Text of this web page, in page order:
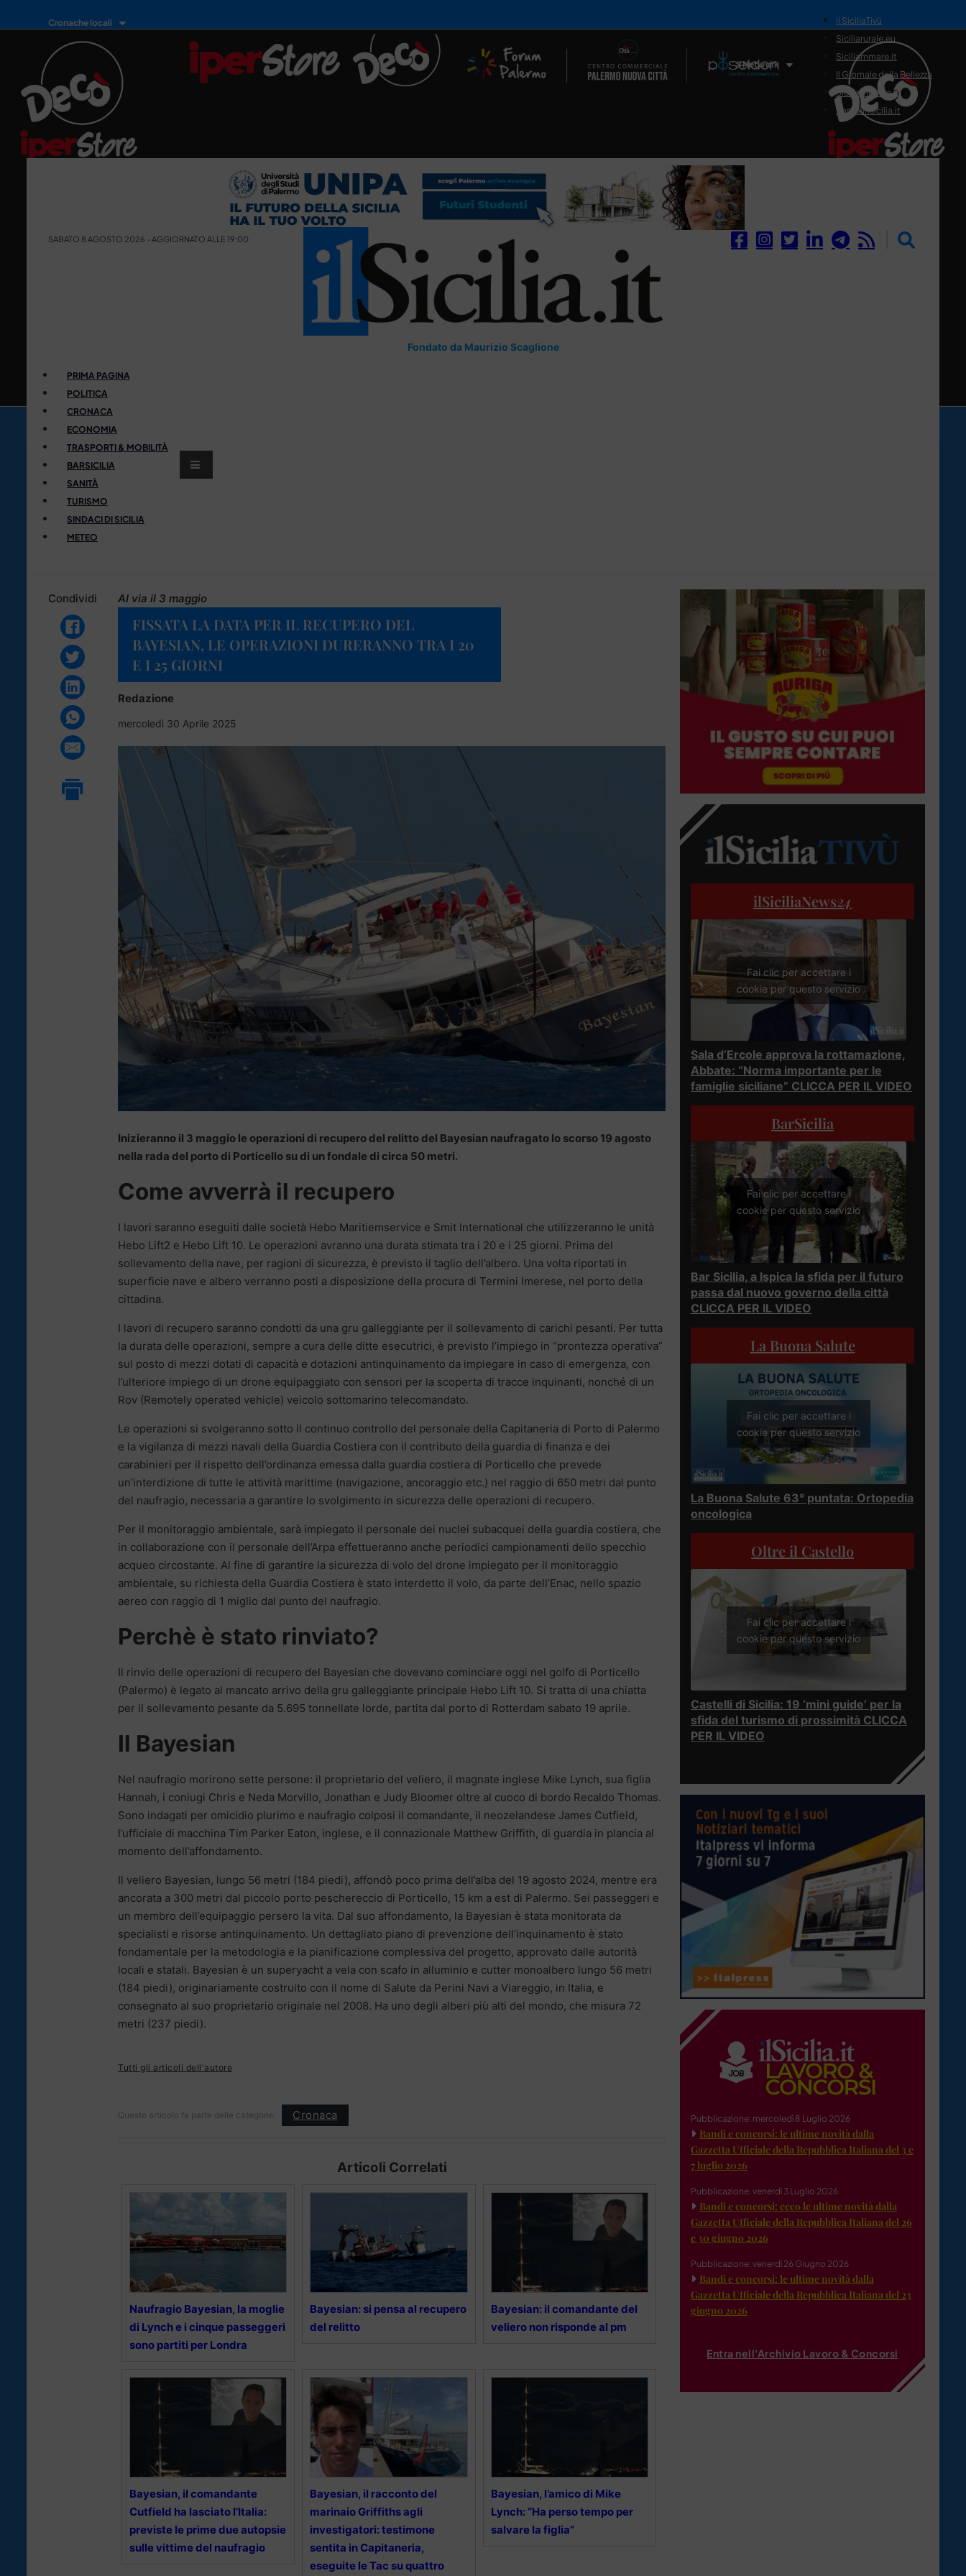
Cronache locali
Il Network
il SiciliaTivù
Siciliarurale.eu
Siciliammare.it
Il Giornale della Bellezza
Siciliamedica.it
Sanitainsicilia.it
SABATO 8 AGOSTO 2026 - AGGIORNATO ALLE 19:00
Fondato da Maurizio Scaglione
PRIMA PAGINA
POLITICA
CRONACA
ECONOMIA
TRASPORTI & MOBILITÀ
BARSICILIA
SANITÀ
TURISMO
SINDACI DI SICILIA
METEO
Condividi Al via il 3 maggio
FISSATA LA DATA PER IL RECUPERO DEL
BAYESIAN, LE OPERAZIONI DURERANNO TRA I 20
E I 25 GIORNI
Redazione
mercoledì 30 Aprile 2025
Inizieranno il 3 maggio le operazioni di recupero del relitto del Bayesian naufragato lo scorso 19 agosto
nella rada del porto di Porticello su di un fondale di circa 50 metri.
Come avverrà il recupero
I lavori saranno eseguiti dalle società Hebo Maritiemservice e Smit International che utilizzeranno le unità
Hebo Lift2 e Hebo Lift 10. Le operazioni avranno una durata stimata tra i 20 e i 25 giorni. Prima del
sollevamento della nave, per ragioni di sicurezza, è previsto il taglio dell’albero. Una volta riportati in
superficie nave e albero verranno posti a disposizione della procura di Termini Imerese, nel porto della
cittadina.
I lavori di recupero saranno condotti da una gru galleggiante per il sollevamento di carichi pesanti. Per tutta
la durata delle operazioni, sempre a cura delle ditte esecutrici, è previsto l’impiego in “prontezza operativa”
sul posto di mezzi dotati di capacità e dotazioni antinquinamento da impiegare in caso di emergenza, con
l’ulteriore impiego di un drone equipaggiato con sensori per la scoperta di tracce inquinanti, nonché di un
Rov (Remotely operated vehicle) veicolo sottomarino telecomandato.
Le operazioni si svolgeranno sotto il continuo controllo del personale della Capitaneria di Porto di Palermo
e la vigilanza di mezzi navali della Guardia Costiera con il contributo della guardia di finanza e dei
carabinieri per il rispetto dell’ordinanza emessa dalla guardia costiera di Porticello che prevede
un’interdizione di tutte le attività marittime (navigazione, ancoraggio etc.) nel raggio di 650 metri dal punto
del naufragio, necessaria a garantire lo svolgimento in sicurezza delle operazioni di recupero.
Per il monitoraggio ambientale, sarà impiegato il personale dei nuclei subacquei della guardia costiera, che
in collaborazione con il personale dell’Arpa effettueranno anche periodici campionamenti dello specchio
acqueo circostante. Al fine di garantire la sicurezza di volo del drone impiegato per il monitoraggio
ambientale, su richiesta della Guardia Costiera è stato interdetto il volo, da parte dell’Enac, nello spazio
aereo con raggio di 1 miglio dal punto del naufragio.
Perchè è stato rinviato?
Il rinvio delle operazioni di recupero del Bayesian che dovevano cominciare oggi nel golfo di Porticello
(Palermo) è legato al mancato arrivo della gru galleggiante principale Hebo Lift 10. Si tratta di una chiatta
per il sollevamento pesante da 5.695 tonnellate lorde, partita dal porto di Rotterdam sabato 19 aprile.
Il Bayesian
Nel naufragio morirono sette persone: il proprietario del veliero, il magnate inglese Mike Lynch, sua figlia
Hannah, i coniugi Chris e Neda Morvillo, Jonathan e Judy Bloomer oltre al cuoco di bordo Recaldo Thomas.
Sono indagati per omicidio plurimo e naufragio colposi il comandante, il neozelandese James Cutfield,
l’ufficiale di macchina Tim Parker Eaton, inglese, e il connazionale Matthew Griffith, di guardia in plancia al
momento dell’affondamento.
Il veliero Bayesian, lungo 56 metri (184 piedi), affondò poco prima dell’alba del 19 agosto 2024, mentre era
ancorata a 300 metri dal piccolo porto peschereccio di Porticello, 15 km a est di Palermo. Sei passeggeri e
un membro dell’equipaggio persero la vita. Dal suo affondamento, la Bayesian è stata monitorata da
specialisti e risorse antinquinamento. Un dettagliato piano di prevenzione dell’inquinamento è stato
fondamentale per la metodologia e la pianificazione complessiva del progetto, approvato dalle autorità
locali e statali. Bayesian è un superyacht a vela con scafo in alluminio e cutter monoalbero lungo 56 metri
(184 piedi), originariamente costruito con il nome di Salute da Perini Navi a Viareggio, in Italia, e
consegnato al suo proprietario originale nel 2008. Ha uno degli alberi più alti del mondo, che misura 72
metri (237 piedi).
Tutti gli articoli dell'autore
Questo articolo fa parte delle categorie: Cronaca
Articoli Correlati
Naufragio Bayesian, la moglie
di Lynch e i cinque passeggeri
sono partiti per Londra
Bayesian: si pensa al recupero
del relitto
Bayesian: il comandante del
veliero non risponde al pm
Bayesian, il comandante
Cutfield ha lasciato l’Italia:
previste le prime due autopsie
sulle vittime del naufragio
Bayesian, il racconto del
marinaio Griffiths agli
investigatori: testimone
sentita in Capitaneria,
eseguite le Tac su quattro
Bayesian, l’amico di Mike
Lynch: “Ha perso tempo per
salvare la figlia”
ilSiciliaNews24
Fai clic per accettare i
cookie per questo servizio
Sala d’Ercole approva la rottamazione,
Abbate: “Norma importante per le
famiglie siciliane” CLICCA PER IL VIDEO
BarSicilia
Fai clic per accettare i
cookie per questo servizio
Bar Sicilia, a Ispica la sfida per il futuro
passa dal nuovo governo della città
CLICCA PER IL VIDEO
La Buona Salute
Fai clic per accettare i
cookie per questo servizio
La Buona Salute 63° puntata: Ortopedia
oncologica
Oltre il Castello
Fai clic per accettare i
cookie per questo servizio
Castelli di Sicilia: 19 ‘mini guide’ per la
sfida del turismo di prossimità CLICCA
PER IL VIDEO
Pubblicazione: mercoledì 8 Luglio 2026
Bandi e concorsi: le ultime novità dalla
Gazzetta Ufficiale della Repubblica Italiana del 3 e
7 luglio 2026
Pubblicazione: venerdì 3 Luglio 2026
Bandi e concorsi: ecco le ultime novità dalla
Gazzetta Ufficiale della Repubblica Italiana del 26
e 30 giugno 2026
Pubblicazione: venerdì 26 Giugno 2026
Bandi e concorsi: le ultime novità dalla
Gazzetta Ufficiale della Repubblica Italiana del 23
giugno 2026
Entra nell'Archivio Lavoro & Concorsi